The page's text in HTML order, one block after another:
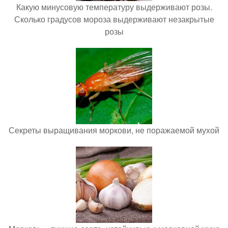
Какую минусовую температуру выдерживают розы.
Сколько градусов мороза выдерживают незакрытые
розы
Секреты выращивания моркови, не поражаемой мухой